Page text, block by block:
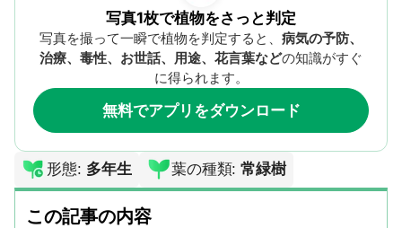
写真1枚で植物をさっと判定
写真を撮って一瞬で植物を判定すると、 病気の予防、
治療、毒性、お世話、用途、花言葉などの知識がすぐ
に得られます。
無料でアプリをダウンロード
形態: 多年生 葉の種類:常緑樹
この記事の内容